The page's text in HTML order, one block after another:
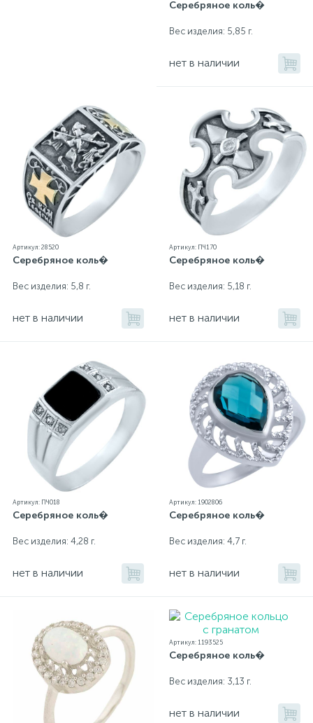
Серебряное коль�
Вес изделия: 5,85 г.
нет в наличии
Артикул: 28520
Серебряное коль�
Вес изделия: 5,8 г.
нет в наличии
Артикул: ПЧ170
Серебряное коль�
Вес изделия: 5,18 г.
нет в наличии
Артикул: ПЧ018
Серебряное коль�
Вес изделия: 4,28 г.
нет в наличии
Артикул: 1902806
Серебряное коль�
Вес изделия: 4,7 г.
нет в наличии
Артикул: 1193525
Серебряное коль�
Вес изделия: 3,13 г.
нет в наличии